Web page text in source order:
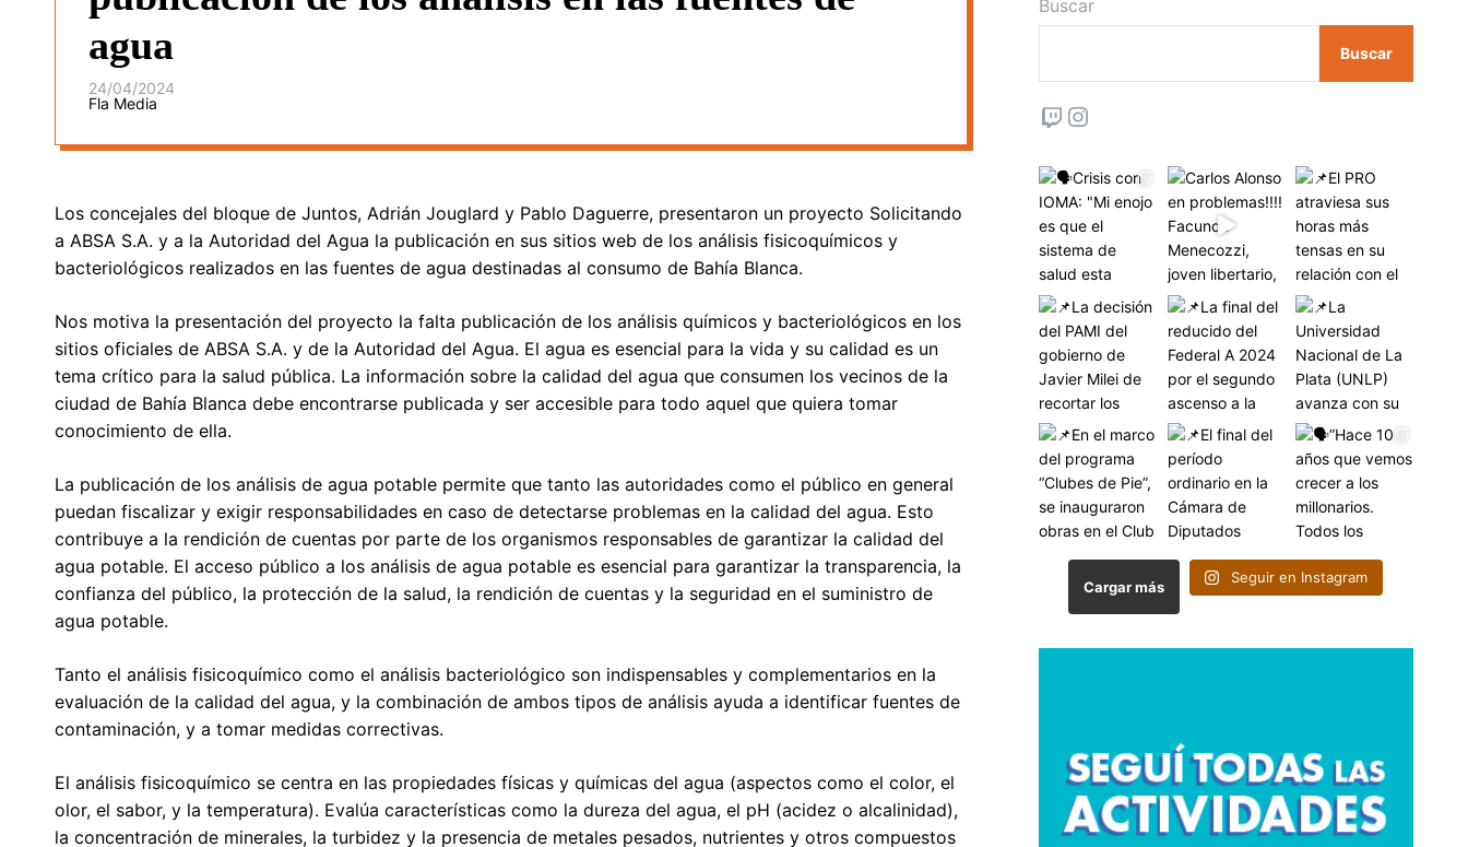
agua
24/04/2024
Fla Media
Los concejales del bloque de Juntos, Adrián Jouglard y Pablo Daguerre, presentaron un proyecto Solicitando
a ABSA S.A. y a la Autoridad del Agua la publicación en sus sitios web de los análisis fisicoquímicos y
bacteriológicos realizados en las fuentes de agua destinadas al consumo de Bahía Blanca.
Nos motiva la presentación del proyecto la falta publicación de los análisis químicos y bacteriológicos en los
sitios oficiales de ABSA S.A. y de la Autoridad del Agua. El agua es esencial para la vida y su calidad es un
tema crítico para la salud pública. La información sobre la calidad del agua que consumen los vecinos de la
ciudad de Bahía Blanca debe encontrarse publicada y ser accesible para todo aquel que quiera tomar
conocimiento de ella.
La publicación de los análisis de agua potable permite que tanto las autoridades como el público en general
puedan fiscalizar y exigir responsabilidades en caso de detectarse problemas en la calidad del agua. Esto
contribuye a la rendición de cuentas por parte de los organismos responsables de garantizar la calidad del
agua potable. El acceso público a los análisis de agua potable es esencial para garantizar la transparencia, la
confianza del público, la protección de la salud, la rendición de cuentas y la seguridad en el suministro de
agua potable.
Tanto el análisis fisicoquímico como el análisis bacteriológico son indispensables y complementarios en la
evaluación de la calidad del agua, y la combinación de ambos tipos de análisis ayuda a identificar fuentes de
contaminación, y a tomar medidas correctivas.
El análisis fisicoquímico se centra en las propiedades físicas y químicas del agua (aspectos como el color, el
olor, el sabor, y la temperatura). Evalúa características como la dureza del agua, el pH (acidez o alcalinidad),
la concentración de minerales, la turbidez y la presencia de metales pesados, nutrientes y otros compuestos
Buscar
Buscar
Twitch
Cargar más
Seguir en Instagram